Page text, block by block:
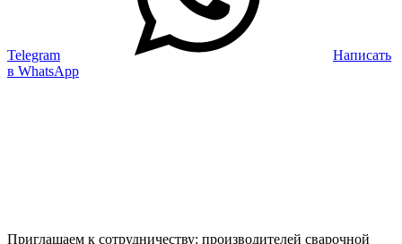
Telegram
Написать
в WhatsApp
Приглашаем к сотрудничеству: производителей сварочной